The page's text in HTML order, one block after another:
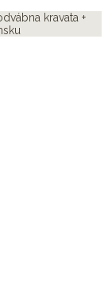
kravata +